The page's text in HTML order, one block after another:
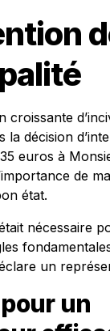
croissante
la décision
euros à
de
état.
nécessaire
un
un